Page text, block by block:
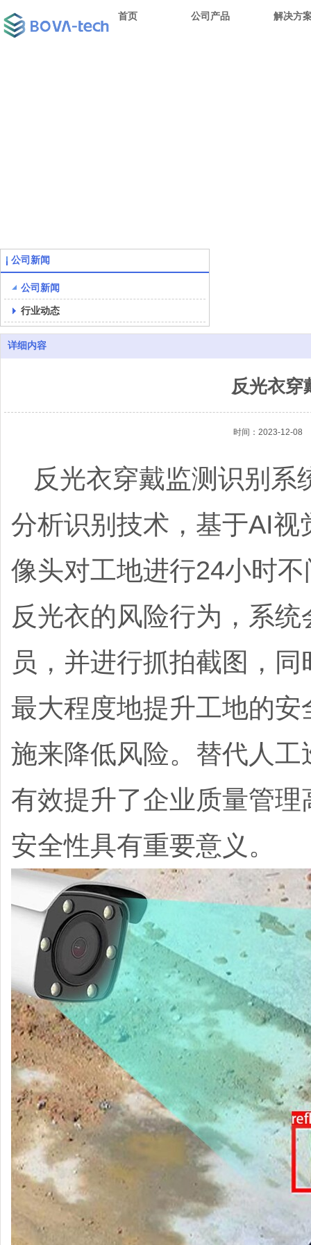
首页 公司产品 解决方
公司新闻
公司新闻
行业动态
详细内容
反光衣穿
时间：2023-12-08
反光衣穿戴监测识别系
分析识别技术，基于AI
像头对工地进行24小时
反光衣的风险行为，系
员，并进行抓拍截图，
最大程度地提升工地的
施来降低风险。替代人
有效提升了企业质量管
安全性具有重要意义。